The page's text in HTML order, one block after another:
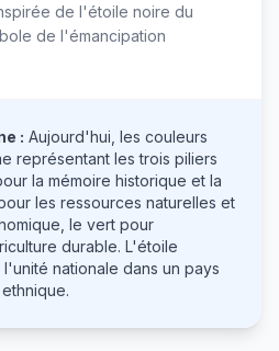
de l'étoile noire du
de l'émancipation
: Aujourd'hui, les couleurs
représentant les trois piliers
la mémoire historique et la
les ressources naturelles et
le vert pour
durable. L'étoile
nationale dans un pays